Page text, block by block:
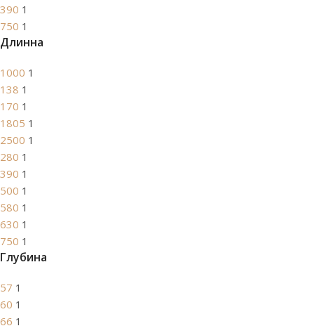
390 1
750 1
Длинна
1000 1
138 1
170 1
1805 1
2500 1
280 1
390 1
500 1
580 1
630 1
750 1
Глубина
57 1
60 1
66 1